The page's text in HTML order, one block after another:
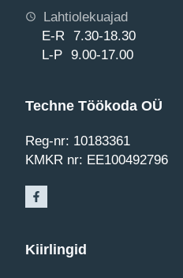
Lahtiolekuajad
E-R 7.30-18.30
L-P 9.00-17.00
Techne Töökoda OÜ
Reg-nr: 10183361
KMKR nr: EE100492796
Kiirlingid